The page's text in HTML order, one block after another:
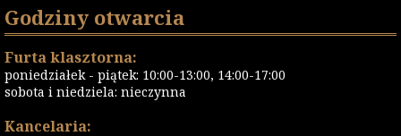
Godziny otwarcia
Furta klasztorna:
poniedziałek - piątek: 10:00-13:00, 14:00-17:00
sobota i niedziela: nieczynna
Kancelaria: